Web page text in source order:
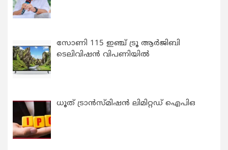
സോണി 115 ഇഞ്ച് ട്രൂ ആർജിബി
ടെലിവിഷൻ വിപണിയിൽ
ധൂത് ട്രാൻസ്മിഷൻ ലിമിറ്റഡ് ഐപിഒ